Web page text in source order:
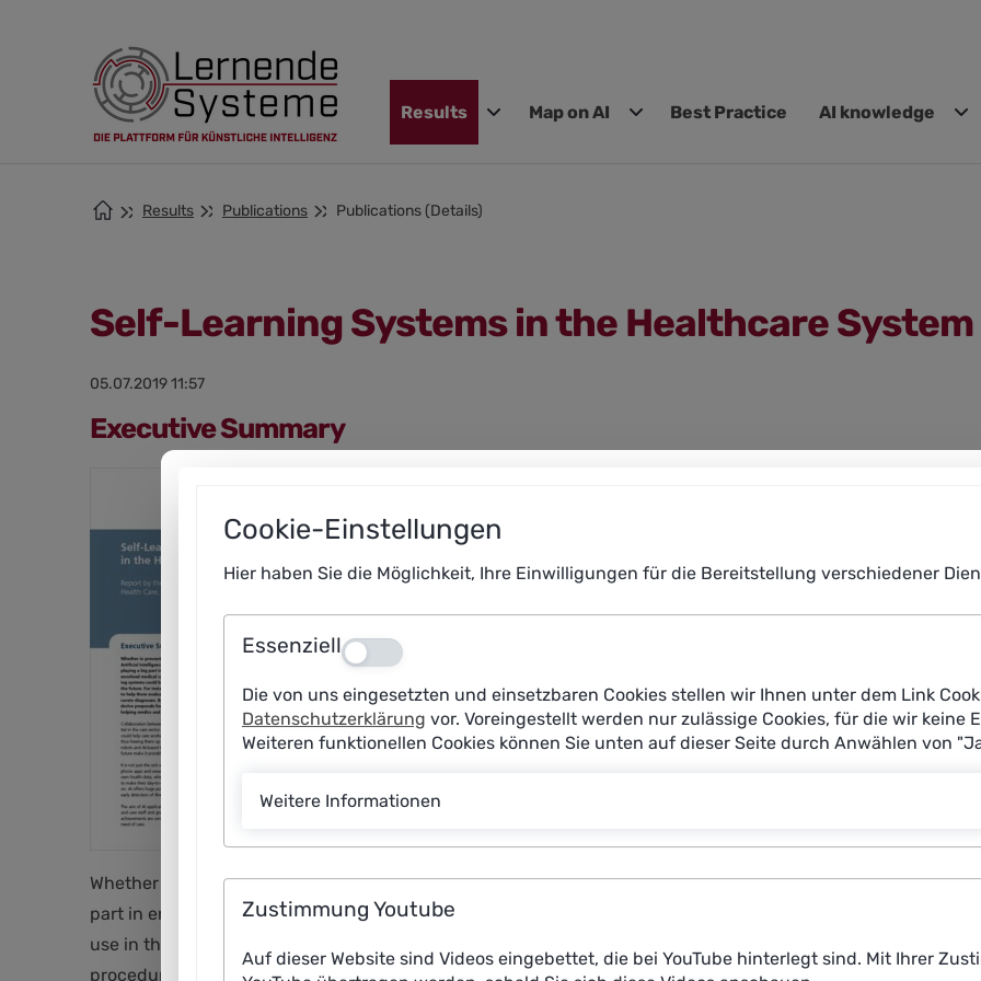
navigation
Skip
Results Map on AI Best Practice AI knowledge
Results Publications Publications (Details)
Self-Learning Systems in the Healthcare System
05.07.2019 11:57
Executive Summary
Whether in prevention, early diagnosis or selecting the ideal treatment, Artificial Intelligence (AI) and
part in ensuring that people receive better and more personalised medical care. There is a whole variety
use in the medical practices and hospitals of the future. For instance, doctors could use AI systems across
procedures, thereby obtaining more accurate diagnoses. By using networked data, self-learning systems
Cookie-Einstellungen
Hier haben Sie die Möglichkeit, Ihre Einwilligungen für die Bereitstellung verschiedener
Essenziell Aus
Die von uns eingesetzten und einsetzbaren Cookies stellen wir Ihnen unter dem Link
Datenschutzerklärung vor. Voreingestellt werden nur zulässige Cookies, für die wir keine
Weiteren funktionellen Cookies können Sie unten auf dieser Seite durch Anwählen von
Weitere Informationen
Zustimmung Youtube
Auf dieser Website sind Videos eingebettet, die bei YouTube hinterlegt sind. Mit Ihrer